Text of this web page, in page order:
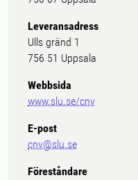
Leveransadress
Ulls gränd 1
756 51 Uppsala
Webbsida
www.slu.se/cnv
E-post
cnv@slu.se
Föreståndare